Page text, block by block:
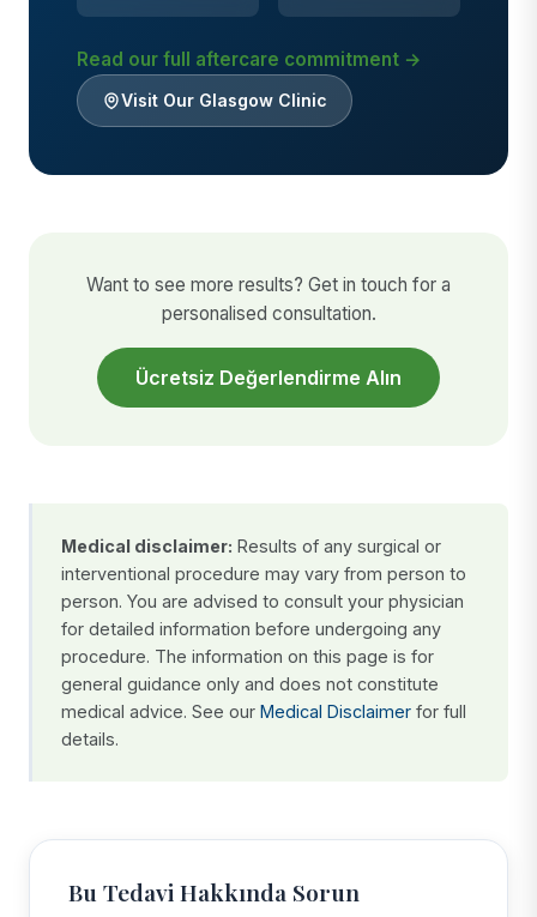
Read our full aftercare commitment →
Visit Our Glasgow Clinic
Want to see more results? Get in touch for a
personalised consultation.
Ücretsiz Değerlendirme Alın
Medical disclaimer: Results of any surgical or
interventional procedure may vary from person to
person. You are advised to consult your physician
for detailed information before undergoing any
procedure. The information on this page is for
general guidance only and does not constitute
medical advice. See our Medical Disclaimer for full
details.
Bu Tedavi Hakkında Sorun